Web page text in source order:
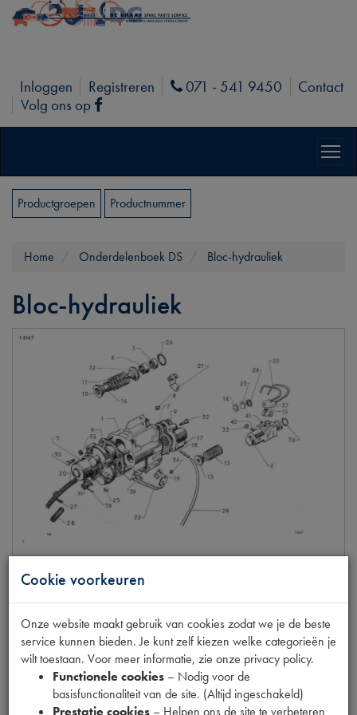
Inloggen Registreren Phone
071 - 541 9450
Contact
Volg ons op
Facebook
Productgroepen Productnummer
Home Onderdelenboek DS Bloc-hydrauliek
Bloc-hydrauliek
BLOC HYDRAULIEK CARB LHM (1)
ModelDS
Productnummer1360544
OE Citroën
DXN33407
CodesH073A
Cookie voorkeuren
Onze website maakt gebruik van cookies zodat we je de beste
service kunnen bieden. Je kunt zelf kiezen welke categorieën je
wilt toestaan. Voor meer informatie, zie onze privacy policy.
Functionele cookies – Nodig voor de
basisfunctionaliteit van de site. (Altijd ingeschakeld)
Prestatie cookies – Helpen ons de site te verbeteren